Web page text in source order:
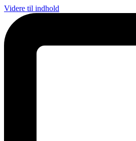
Videre til indhold